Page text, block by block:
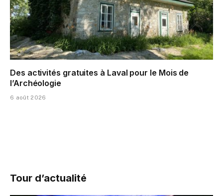
Des activités gratuites à Laval pour le Mois de
l’Archéologie
6 août 2026
Tour d’actualité